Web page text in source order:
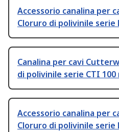
Accessorio canalina per
Cloruro di polivinile serie
Canalina per cavi
di polivinile serie CTI 100
Accessorio canalina per
Cloruro di polivinile serie